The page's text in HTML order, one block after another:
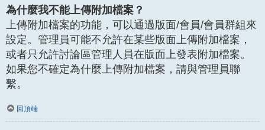
為什麼我不能上傳附加檔案？
上傳附加檔案的功能，可以通過版面/會員/會員群組來
設定。管理員可能不允許在某些版面上傳附加檔案，
或者只允許討論區管理人員在版面上發表附加檔案。
如果您不確定為什麼上傳附加檔案，請與管理員聯
繫。
回頂端